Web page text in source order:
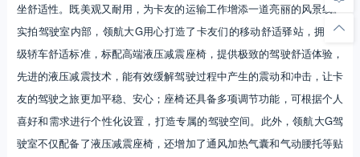
坐舒适性。既美观又耐用，为卡友的运输工作增添一道亮丽的风景线。
实拍驾驶室内部，领航大G用心打造了卡友们的移动舒适驿站，拥有B
级轿车舒适标准，标配高端液压减震座椅，提供极致的驾驶舒适体验，
先进的液压减震技术，能有效缓解驾驶过程中产生的震动和冲击，让卡
友的驾驶之旅更加平稳、安心；座椅还具备多项调节功能，可根据个人
喜好和需求进行个性化设置，打造专属的驾驶空间。此外，领航大G驾
驶室不仅配备了液压减震座椅，还增加了通风加热气囊和气动腰托等贴